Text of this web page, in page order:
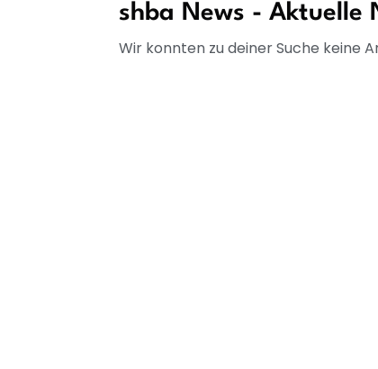
shba News - Aktuelle
Wir konnten zu deiner Suche keine